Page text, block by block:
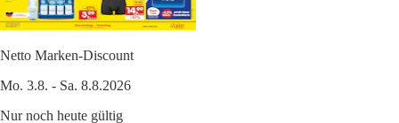
Netto Marken-Discount
Mo. 3.8. - Sa. 8.8.2026
Nur noch heute gültig